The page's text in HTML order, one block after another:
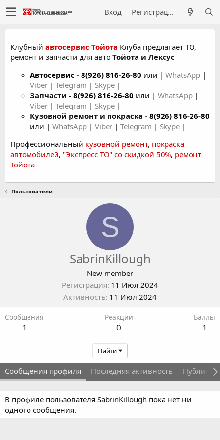
Вход Регистрация
Клубный автосервис Тойота Клуба предлагает ТО,
ремонт и запчасти для авто Тойота и Лексус
Автосервис - 8(926) 816-26-80 или | WhatsApp |
Viber | Telegram | Skype |
Запчасти - 8(926) 816-26-80 или | WhatsApp |
Viber | Telegram | Skype |
Кузовной ремонт и покраска - 8(926) 816-26-80
или | WhatsApp | Viber | Telegram | Skype |
Профессиональный кузовной ремонт, покраска
автомобилей, "Экспресс ТО" со скидкой 50%, ремонт
Тойота
Пользователи
S
SabrinKillough
New member
Регистрация 11 Июл 2024
Активность 11 Июл 2024
Сообщения
1
Реакции
0
Баллы
1
Найти
Сообщения профиля Последняя активность
В профиле пользователя SabrinKillough пока нет ни
одного сообщения.